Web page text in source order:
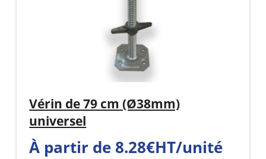
Vérin de 79 cm (Ø38mm)
universel
À partir de 8.28€HT/unité